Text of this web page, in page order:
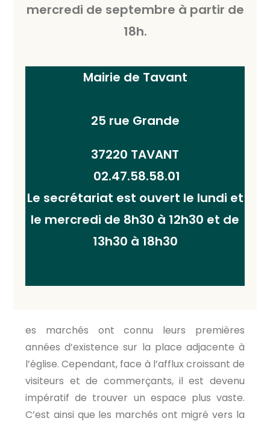
mercredi de septembre à partir de
18h.
Mairie de Tavant
25 rue Grande
37220 TAVANT
02.47.58.58.01
Le secrétariat est ouvert le lundi et
le mercredi de 8h30 à 12h30 et de
13h30 à 18h30
es marchés ont connu leurs premières
années d’existence sur la place adjacente à
l’église. Cependant, face à l’afflux croissant de
visiteurs et de commerçants, il est devenu
impératif de trouver un espace plus vaste.
C’est ainsi que les marchés ont migré vers la